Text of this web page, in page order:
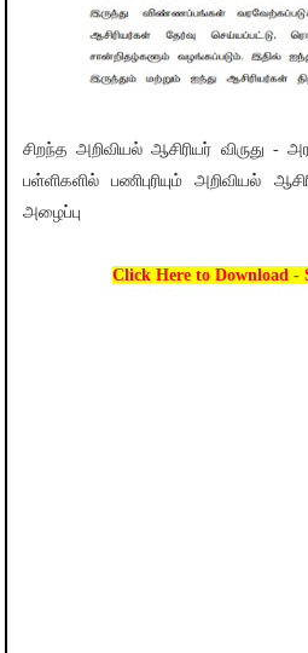
சிறந்த அறிவியல் ஆசிரியர் விருது -
பள்ளிகளில் பணிபுரியும் அறிவியல்
அழைப்பு
Click Here to Download -